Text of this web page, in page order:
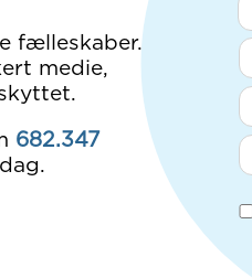
fælleskaber.
medie,
682.347